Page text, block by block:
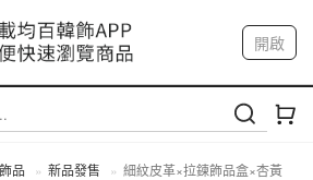
告：9/4-9/6 淡水捷運站
：9/12-9/13 八里海巡基地
：8/22-8/23 桃園青埔置地廣場
開啟
我的帳戶
品 新品發售 細紋皮革×拉鍊飾品盒×杏黃